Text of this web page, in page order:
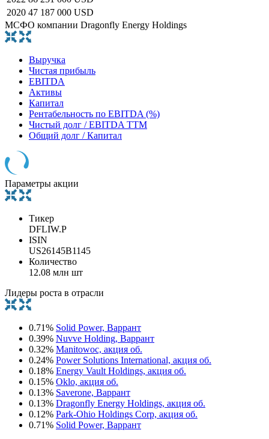
2020 47 187 000 USD
МСФО компании Dragonfly Energy Holdings
Выручка
Чистая прибыль
EBITDA
Активы
Капитал
Рентабельность по EBITDA (%)
Чистый долг / EBITDA TTM
Общий долг / Капитал
Параметры акции
Тикер
DFLIW.P
ISIN
US26145B1145
Количество
12.08 млн шт
Лидеры роста в отрасли
0.71% Solid Power, Варрант
0.39% Nuvve Holding, Варрант
0.32% Manitowoc, акция об.
0.24% Power Solutions International, акция об.
0.18% Energy Vault Holdings, акция об.
0.15% Oklo, акция об.
0.13% Saverone, Варрант
0.13% Dragonfly Energy Holdings, акция об.
0.12% Park-Ohio Holdings Corp, акция об.
0.71% Solid Power, Варрант